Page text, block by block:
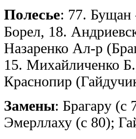
Полесье: 77. Бущан
Борел, 18.
Назаренко Ал-р
15. Михайличенко
Краснопир
Замены: Брагару (с
Эмерллаху (с 80);